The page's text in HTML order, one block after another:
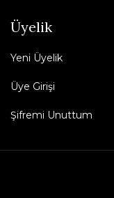
Üyelik
Yeni Üyelik
Üye Girişi
Şifremi Unuttum